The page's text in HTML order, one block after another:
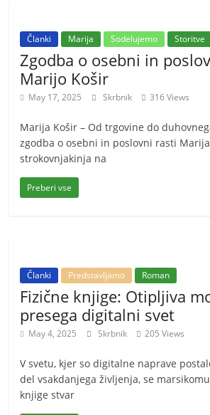
Članki Marija Sodelujemo Storitve
Zgodba o osebni in
Marijo Košir
May 17, 2025 Skrbnik 316 Views
Marija Košir – Od trgovine do
zgodba o osebni in poslovni rasti
strokovnjakinja na
Preberi vse
Članki Predstavljamo Roman
Fizične knjige: Otipljiva
presega digitalni svet
May 4, 2025 Skrbnik 205 Views
V svetu, kjer so digitalne naprave
del vsakdanjega življenja, se
knjige stvar